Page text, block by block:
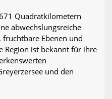
Quadratkilometern
abwechslungsreiche
fruchtbare Ebenen und
Region ist bekannt für ihre
und den